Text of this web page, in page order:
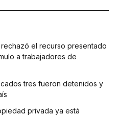
el recurso presentado
a trabajadores de
tres fueron detenidos y
privada ya está